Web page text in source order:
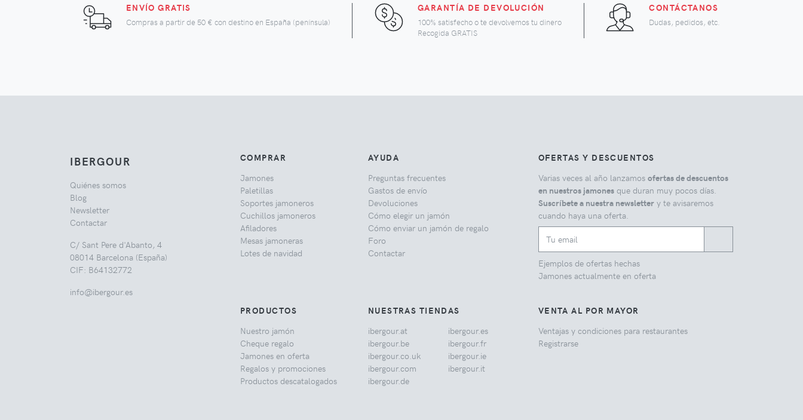
ENVÍO GRATIS
Compras a partir de 50 € con destino en España (península)
GARANTÍA DE DEVOLUCIÓN
100% satisfecho o te devolvemos tu dinero
Recogida GRATIS
CONTÁCTANOS
Dudas, pedidos, etc.
IBERGOUR
Quiénes somos
Blog
Newsletter
Contactar
C/ Sant Pere d'Abanto, 4
08014 Barcelona (España)
CIF: B64132772
info@ibergour.es
COMPRAR
Jamones
Paletillas
Soportes jamoneros
Cuchillos jamoneros
Afiladores
Mesas jamoneras
Lotes de navidad
AYUDA
Preguntas frecuentes
Gastos de envío
Devoluciones
Cómo elegir un jamón
Cómo enviar un jamón de regalo
Foro
Contactar
OFERTAS Y DESCUENTOS
Varias veces al año lanzamos ofertas de descuentos
en nuestros jamonesque duran muy pocos días.
Suscríbete a nuestra newslettery te avisaremos
cuando haya una oferta.
Ejemplos de ofertas hechas
Jamones actualmente en oferta
PRODUCTOS
Nuestro jamón
Cheque regalo
Jamones en oferta
Regalos y promociones
Productos descatalogados
NUESTRAS TIENDAS
ibergour.at
ibergour.be
ibergour.co.uk
ibergour.com
ibergour.de
ibergour.es
ibergour.fr
ibergour.ie
ibergour.it
VENTA AL POR MAYOR
Ventajas y condiciones para restaurantes
Registrarse